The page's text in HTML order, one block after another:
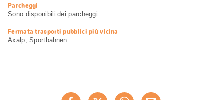
Parcheggi
Sono disponibili dei parcheggi
Fermata trasporti pubblici più vicina
Axalp, Sportbahnen